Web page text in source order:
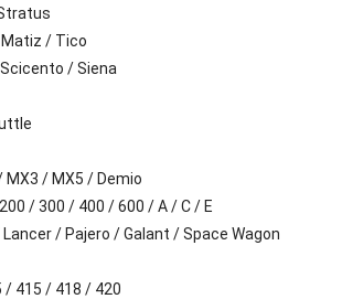
Matiz / Tico
/ Siena
MX3 / MX5 / Demio
/ 300 / 400 / 600 / A / C / E
/ Pajero / Galant / Space Wagon
/ 415 / 418 / 420